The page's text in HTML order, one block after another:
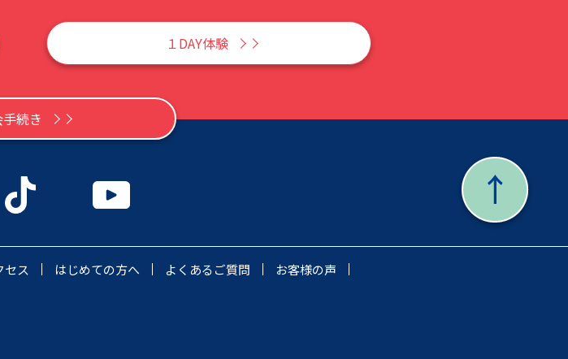
１DAY体験
続き
セス はじめての方へ よくあるご質問
お客様の声